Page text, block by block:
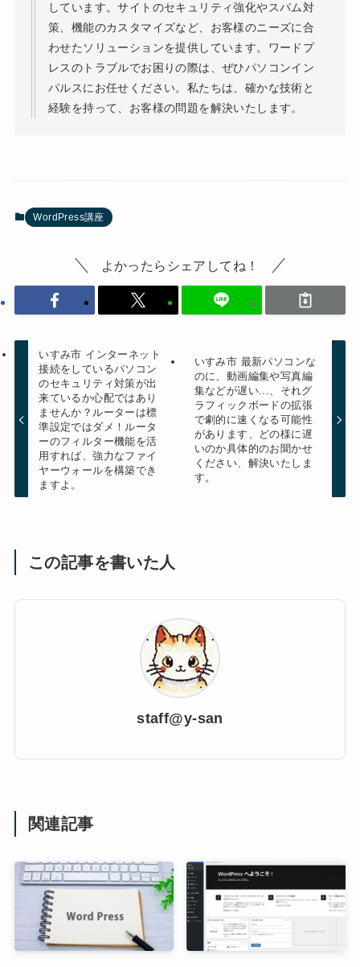
しています。サイトのセキュリティ強化やスパム対
策、機能のカスタマイズなど、お客様のニーズに合
わせたソリューションを提供しています。ワードプ
レスのトラブルでお困りの際は、ぜひパソコンイン
パルスにお任せください。私たちは、確かな技術と
経験を持って、お客様の問題を解決いたします。
WordPress講座
よかったらシェアしてね！
いすみ市 インターネット
接続をしているパソコン
のセキュリティ対策が出
来ているか心配ではあり
ませんか？ルーターは標
準設定ではダメ！ルータ
ーのフィルター機能を活
用すれば、強力なファイ
ヤーウォールを構築でき
ますよ。
いすみ市 最新パソコンな
のに、動画編集や写真編
集などが遅い...、それグ
ラフィックボードの拡張
で劇的に速くなる可能性
があります、どの様に遅
いのか具体的のお聞かせ
ください、解決いたしま
す。
この記事を書いた人
staff@y-san
関連記事